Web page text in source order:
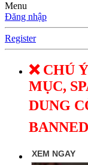
Menu
Đăng nhập
Register
❌ CHÚ
MỤC,
DUNG